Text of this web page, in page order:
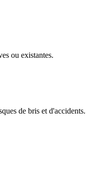
ou existantes.
de bris et d'accidents.